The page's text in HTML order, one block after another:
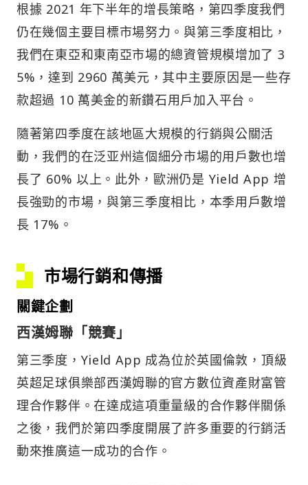
根據 2021 年下半年的增長策略，第四季度我們
仍在幾個主要目標市場努力。與第三季度相比，
我們在東亞和東南亞市場的總資管規模增加了 3
5%，達到 2960 萬美元，其中主要原因是一些存
款超過 10 萬美金的新鑽石用戶加入平台。
隨著第四季度在該地區大規模的行銷與公關活
動，我們的在泛亚州這個細分市場的用戶數也增
長了 60% 以上。此外，歐洲仍是 Yield App 增
長強勁的市場，與第三季度相比，本季用戶數增
長 17%。
市場行銷和傳播
關鍵企劃
西漢姆聯 「競賽」
第三季度，Yield App 成為位於英國倫敦，頂級
英超足球俱樂部西漢姆聯的官方數位資產財富管
理合作夥伴。在達成這項重量級的合作夥伴關係
之後，我們於第四季度開展了許多重要的行銷活
動來推廣這一成功的合作。